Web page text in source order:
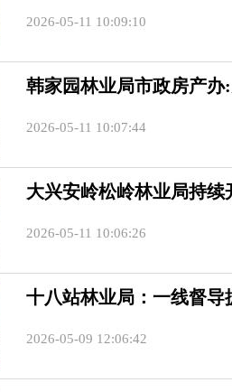
2026-05-11 10:09:10
韩家园林业局市政房产
2026-05-11 10:07:44
大兴安岭松岭林业局持
2026-05-11 10:06:26
十八站林业局：一线督
2026-05-09 12:06:42